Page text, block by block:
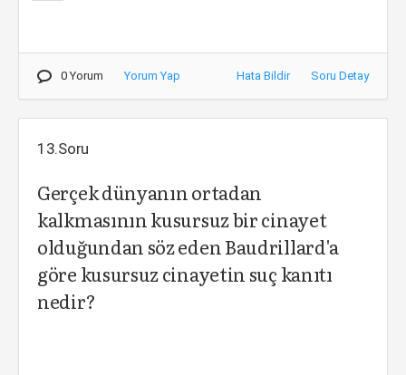
0 Yorum Yorum Yap Hata Bildir Soru Detay
13.Soru
Gerçek dünyanın ortadan
kalkmasının kusursuz bir cinayet
olduğundan söz eden Baudrillard'a
göre kusursuz cinayetin suç kanıtı
nedir?